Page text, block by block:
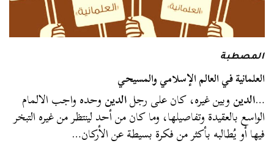
المصطبة
العلمانية في العالم الإسلامي والمسيحي
…الدينوبين غيره، كان على رجلالدينوحده واجب الالمام
الواسع بالعقيدة وتفاصيلها، وما كان من أحد لينتظر من غيره التبخر
فيها أو يُطالبه بأكثر من فكرة بسيطة عن الأركان…